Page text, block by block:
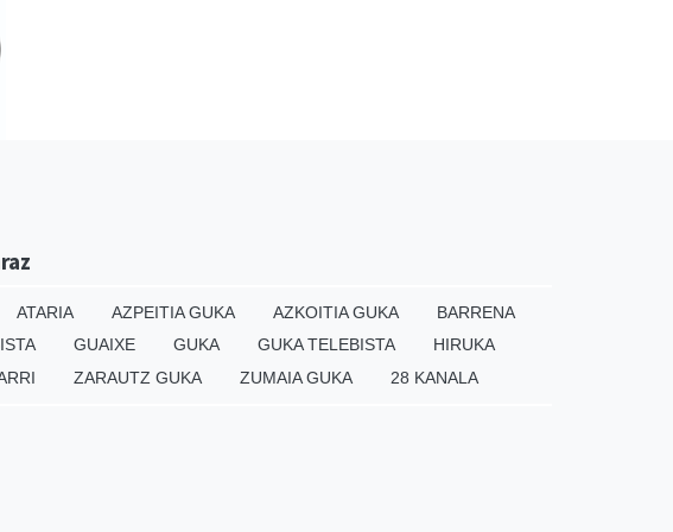
ATARIA AZPEITIA GUKA AZKOITIA GUKA
BARRENA
GUAIXE GUKA GUKA TELEBISTA
HIRUKA
ZARAUTZ GUKA ZUMAIA GUKA 28 KANALA